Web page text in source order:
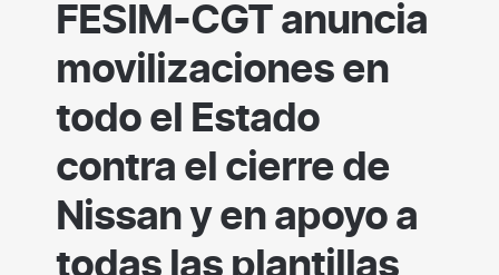
FESIM-CGT anuncia
movilizaciones en
todo el Estado
contra el cierre de
Nissan y en apoyo a
todas las plantillas